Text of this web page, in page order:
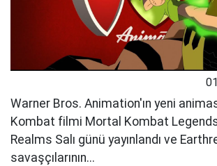
Warner Bros. Animation'ın yeni
Kombat filmi Mortal Kombat
Realms Salı günü yayınlandı ve
savaşçılarının...